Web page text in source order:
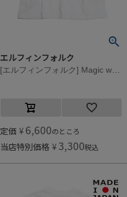
エルフィンフォルク
定価 ¥ 6,600のところ
当店特別価格 ¥ 3,300税込